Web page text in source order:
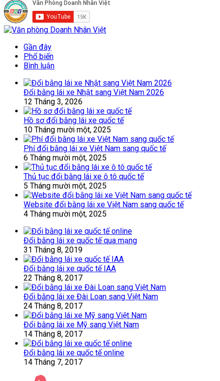
Gần đây
Phổ biến
Bình luận
Đổi bằng lái xe Nhật sang Việt Nam 2026
12 Tháng 3, 2026
Hồ sơ đổi bằng lái xe quốc tế
10 Tháng mười một, 2025
Phí đổi bằng lái xe Việt Nam sang quốc tế
6 Tháng mười một, 2025
Thủ tục đổi bằng lái xe ô tô quốc tế
5 Tháng mười một, 2025
Website đổi bằng lái xe Việt Nam sang quốc tế
4 Tháng mười một, 2025
Đổi bằng lái xe quốc tế qua mạng
31 Tháng 8, 2019
Đổi bằng lái xe quốc tế IAA
22 Tháng 8, 2017
Đổi bằng lái xe Đài Loan sang Việt Nam
24 Tháng 8, 2017
Đổi bằng lái xe Mỹ sang Việt Nam
14 Tháng 8, 2017
Đổi bằng lái xe quốc tế online
14 Tháng 7, 2017